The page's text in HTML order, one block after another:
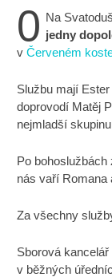
0 Na
jedny
vČerveném
Službu mají
doprovodí Matěj
nejmladší
Po
nás vaří Romana
Za všechny
Sborová
v běžných